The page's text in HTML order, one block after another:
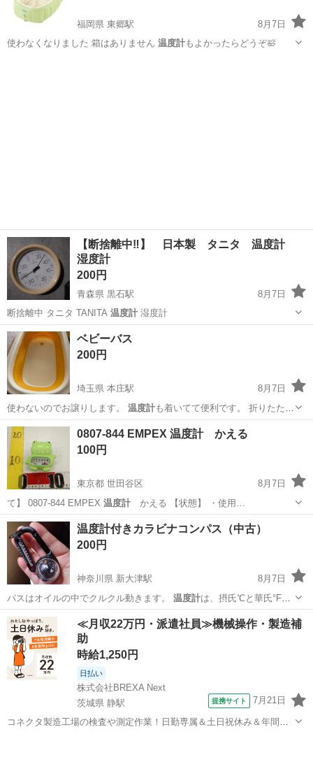
福岡県 東郷駅
8月7日
使わなくなりました 箱はありません 温度計もよかったらどうぞ🛀
【断捨離中‼️】 日本製 タニタ 温度計
湿度計
200円
青森県 黒石駅
8月7日
断捨離中 タニタ TANITA 温度計湿度計
青森 黒石市 黒石駅
ベビーバス
200円
埼玉県 本庄駅
8月7日
使わないのでお譲りします。 温度計も着いてて便利です。 折りたたみ
式で…
埼玉 本庄市 子供用品
0807-844 EMPEX 温度計 かえる
100円
東京都 世田谷区
8月7日
て】 0807-844 EMPEX 温度計 かえる 【状態】 ・使用…
東京 世田谷区 その他 温度計
温度計付きカラビナコンパス（中古）
200円
神奈川県 新大津駅
8月7日
パスはオイルの中でクルクル動きます。 温度計は、摂氏℃と華氏°Fに
なっています。 …
神奈川 横須賀市 新大津駅 その他 コンパス
≪月収22万円・派遣社員≫機械操作・製造補
助
時給1,250円
日払い
株式会社BREXA Next
茨城県 静駅
提携サイト 7月21日
コネクタ製造工場の検査や測定作業！日勤専属＆土日祝休み＆年間休